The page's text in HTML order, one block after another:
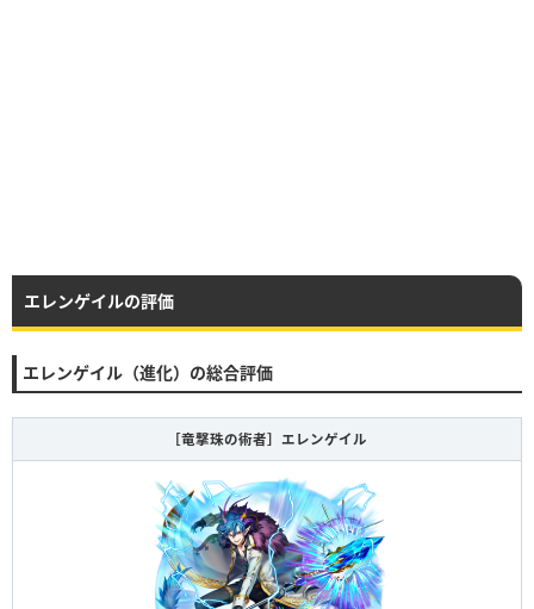
エレンゲイルの評価
エレンゲイル（進化）の総合評価
［竜撃珠の術者］エレンゲイル